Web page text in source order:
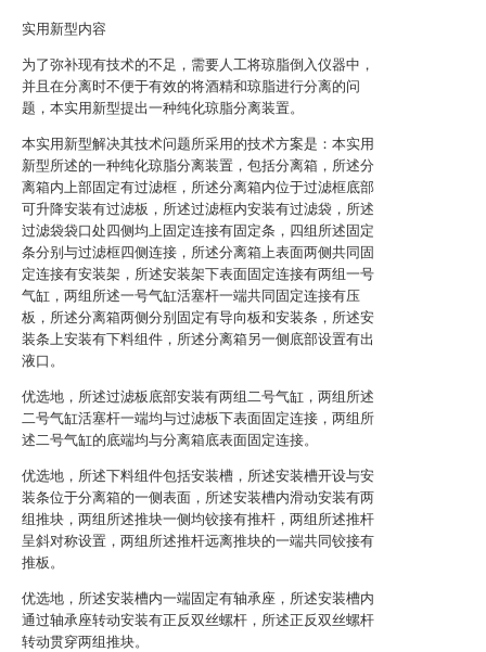
实用新型内容
为了弥补现有技术的不足，需要人工将琼脂倒入仪器中，
并且在分离时不便于有效的将酒精和琼脂进行分离的问
题，本实用新型提出一种纯化琼脂分离装置。
本实用新型解决其技术问题所采用的技术方案是：本实用
新型所述的一种纯化琼脂分离装置，包括分离箱，所述分
离箱内上部固定有过滤框，所述分离箱内位于过滤框底部
可升降安装有过滤板，所述过滤框内安装有过滤袋，所述
过滤袋袋口处四侧均上固定连接有固定条，四组所述固定
条分别与过滤框四侧连接，所述分离箱上表面两侧共同固
定连接有安装架，所述安装架下表面固定连接有两组一号
气缸，两组所述一号气缸活塞杆一端共同固定连接有压
板，所述分离箱两侧分别固定有导向板和安装条，所述安
装条上安装有下料组件，所述分离箱另一侧底部设置有出
液口。
优选地，所述过滤板底部安装有两组二号气缸，两组所述
二号气缸活塞杆一端均与过滤板下表面固定连接，两组所
述二号气缸的底端均与分离箱底表面固定连接。
优选地，所述下料组件包括安装槽，所述安装槽开设与安
装条位于分离箱的一侧表面，所述安装槽内滑动安装有两
组推块，两组所述推块一侧均铰接有推杆，两组所述推杆
呈斜对称设置，两组所述推杆远离推块的一端共同铰接有
推板。
优选地，所述安装槽内一端固定有轴承座，所述安装槽内
通过轴承座转动安装有正反双丝螺杆，所述正反双丝螺杆
转动贯穿两组推块。